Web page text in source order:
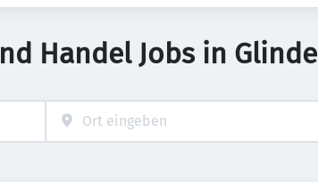
Handel Jobs in Glinde